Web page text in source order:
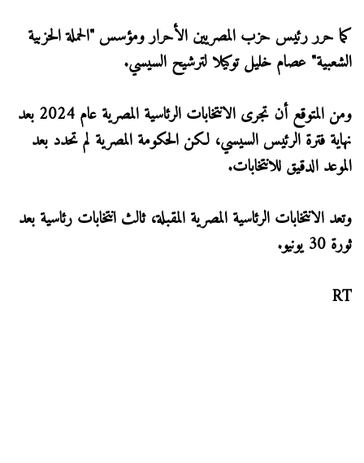
كما حرر رئيس حزب المصريين الأحرار ومؤسس "الحملة الحزبية
الشعبية" عصام خليل توكيلا لترشيح السيسي.
ومن المتوقع أن تجرى الانتخابات الرئاسية المصرية عام 2024 بعد
نهاية فترة الرئيس السيسي، لكن الحكومة المصرية لم تحدد بعد
الموعد الدقيق للانتخابات.
وتعد الانتخابات الرئاسية المصرية المقبلة، ثالث انتخابات رئاسية بعد
ثورة 30 يونيو.
RT